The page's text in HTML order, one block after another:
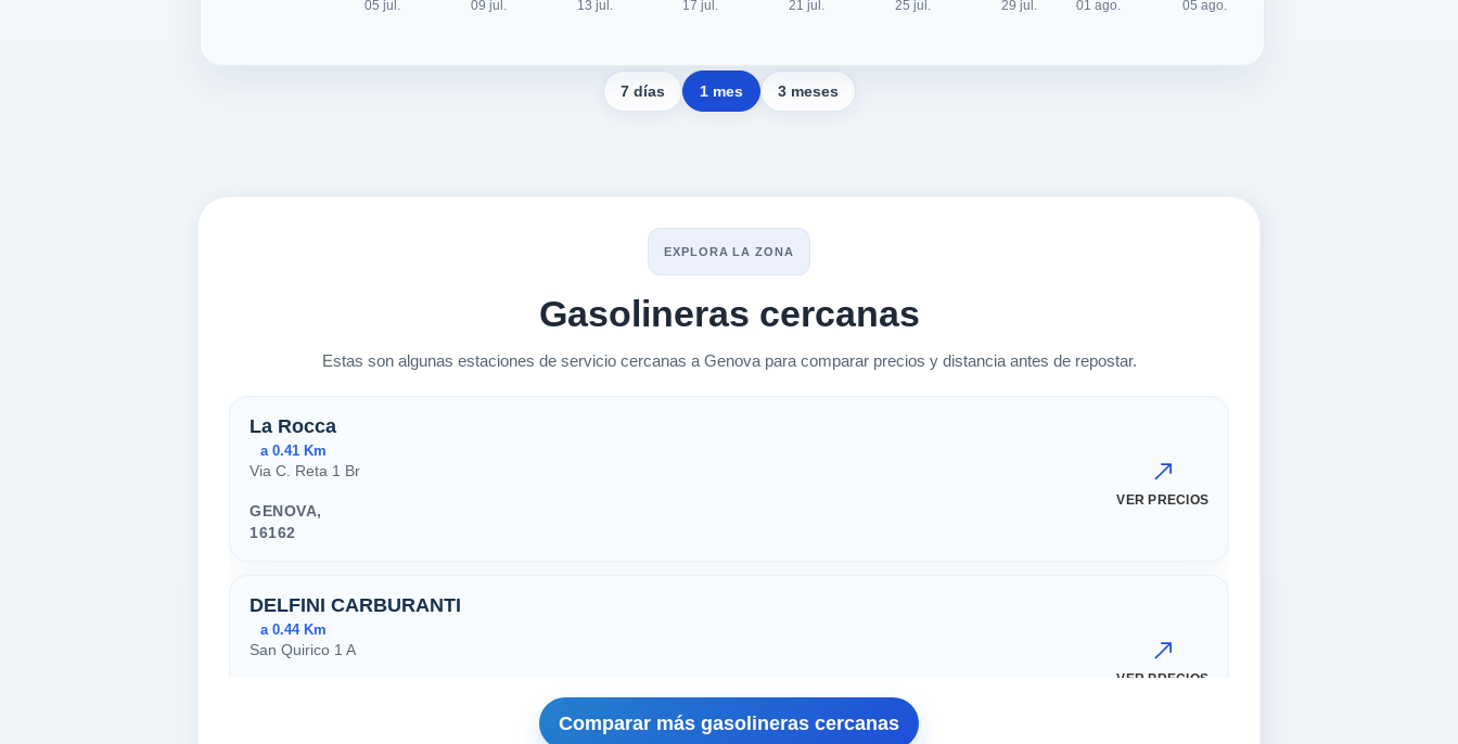
7 días 1 mes 3 meses
EXPLORA LA ZONA
Gasolineras cercanas
Estas son algunas estaciones de servicio cercanas a Genova para comparar precios y distancia antes de repostar.
Estaciones cercanas en Genova
La Rocca
a 0.41 Km
Via C. Reta 1 Br
GENOVA,
16162
VER PRECIOS
DELFINI CARBURANTI
a 0.44 Km
San Quirico 1 A
VER PRECIOS
Comparar más gasolineras cercanas